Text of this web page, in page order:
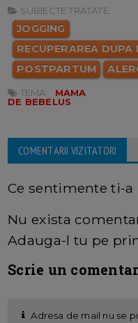
SUBIECTE TRATATE:
JOGGING
RECUPERAREA DUPA
POSTPARTUM
TEMA:
MAMA
DE BEBELUS
COMENTARII VIZITATORI
Ce sentimente ti-
Nu exista
Adauga-l tu pe
Scrie un
Adresa de mail nu se